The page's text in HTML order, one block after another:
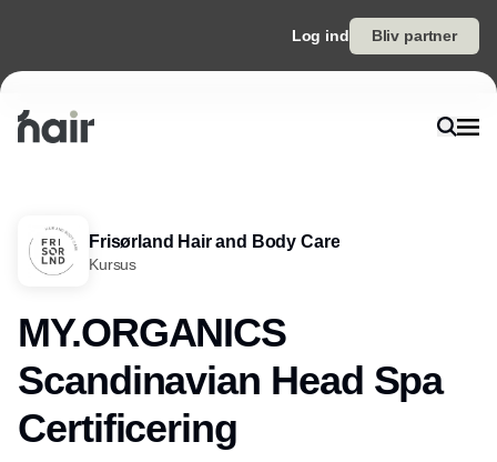
Log ind Bliv partner
Frisørland Hair and Body Care
Kursus
MY.ORGANICS
Scandinavian Head Spa
Certificering